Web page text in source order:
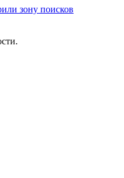
зону поисков